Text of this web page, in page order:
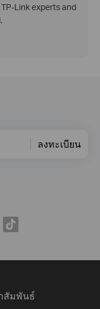
Link experts and
ลงทะเบียน
สัมพันธ์